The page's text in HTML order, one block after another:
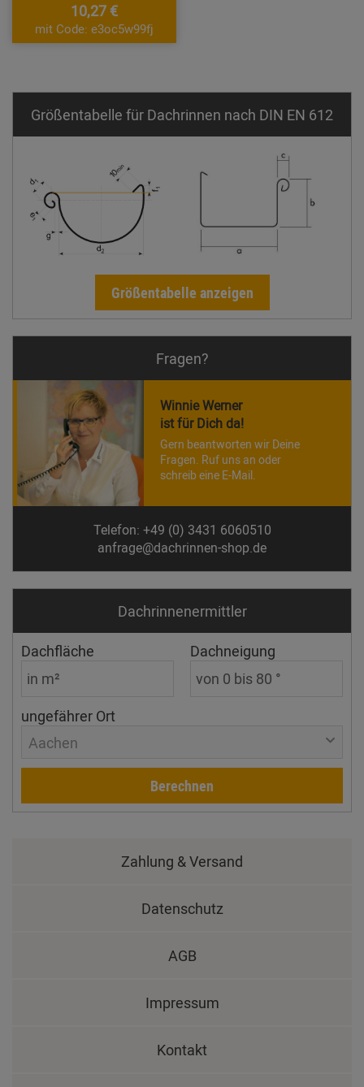
10,27 €
mit Code: e3oc5w99fj
Größentabelle für Dachrinnen nach DIN EN 612
Größentabelle anzeigen
Fragen?
Winnie Werner
ist für Dich da!
Gern beantworten wir Deine
Fragen. Ruf uns an oder
schreib eine E-Mail.
Telefon: +49 (0) 3431 6060510
anfrage@dachrinnen-shop.de
Dachrinnen­ermittler
Dachfläche Dachneigung
ungefährer Ort
Aachen
Berechnen
Zahlung & Versand
Datenschutz
AGB
Impressum
Kontakt